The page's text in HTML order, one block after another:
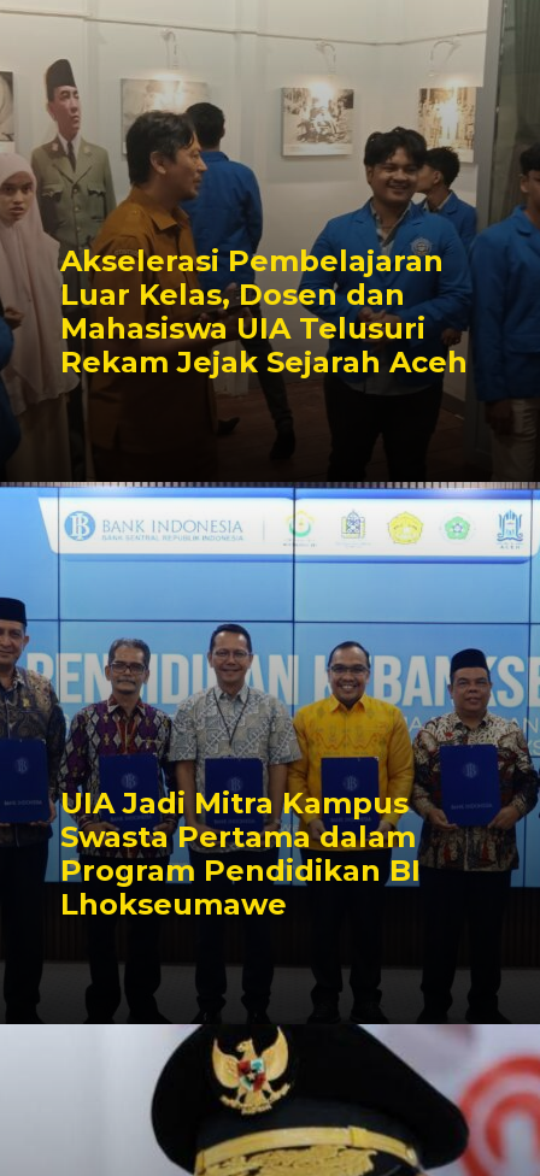
Akselerasi Pembelajaran
Luar Kelas, Dosen dan
Mahasiswa UIA Telusuri
Rekam Jejak Sejarah Aceh
UIA Jadi Mitra Kampus
Swasta Pertama dalam
Program Pendidikan BI
Lhokseumawe